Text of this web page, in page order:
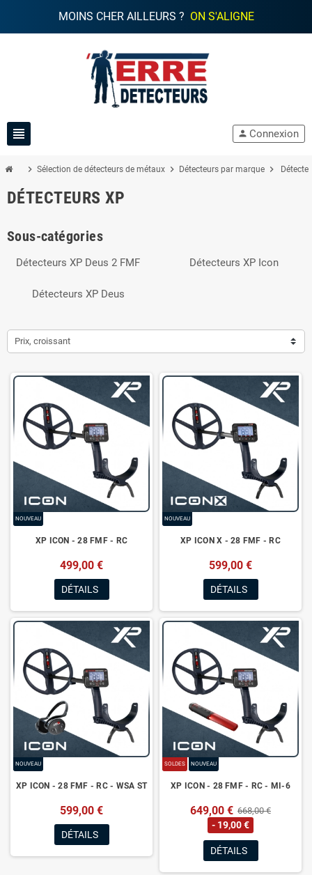
MOINS CHER AILLEURS ? ON S'ALIGNE
view_headline person Connexion
chevron_right Sélection de détecteurs de métaux chevron_right Détecteurs par marque chevron_right
DÉTECTEURS XP
Sous-catégories
Détecteurs XP Deus 2 FMF Détecteurs XP Icon
Détecteurs XP Deus
Prix, croissant
NOUVEAU
XP ICON - 28 FMF - RC
499,00 €
DÉTAILS
NOUVEAU
XP ICON X - 28 FMF - RC
599,00 €
DÉTAILS
NOUVEAU
XP ICON - 28 FMF - RC - WSA ST
599,00 €
DÉTAILS
SOLDES NOUVEAU
XP ICON - 28 FMF - RC - MI-6
649,00 € 668,00 €
- 19,00 €
DÉTAILS